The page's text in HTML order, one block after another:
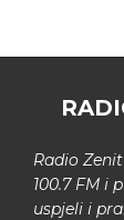
Radio
100.7 FM i
uspjeli i